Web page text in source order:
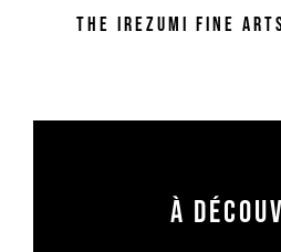
The Irezumi Fine
À